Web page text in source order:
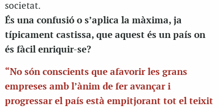
societat.
És una confusió o s’aplica la màxima, ja
típicament castissa, que aquest és un país on
és fàcil enriquir-se?
“No són conscients que afavorir les grans
empreses amb l’ànim de fer avançar i
progressar el país està empitjorant tot el teixit